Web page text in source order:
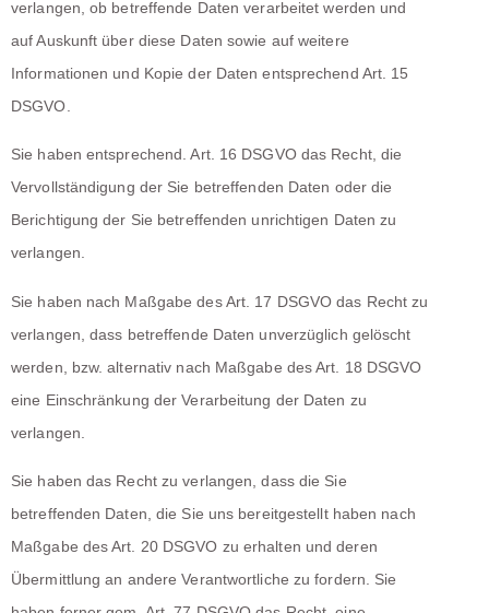
verlangen, ob betreffende Daten verarbeitet werden und
auf Auskunft über diese Daten sowie auf weitere
Informationen und Kopie der Daten entsprechend Art. 15
DSGVO.
Sie haben entsprechend. Art. 16 DSGVO das Recht, die
Vervollständigung der Sie betreffenden Daten oder die
Berichtigung der Sie betreffenden unrichtigen Daten zu
verlangen.
Sie haben nach Maßgabe des Art. 17 DSGVO das Recht zu
verlangen, dass betreffende Daten unverzüglich gelöscht
werden, bzw. alternativ nach Maßgabe des Art. 18 DSGVO
eine Einschränkung der Verarbeitung der Daten zu
verlangen.
Sie haben das Recht zu verlangen, dass die Sie
betreffenden Daten, die Sie uns bereitgestellt haben nach
Maßgabe des Art. 20 DSGVO zu erhalten und deren
Übermittlung an andere Verantwortliche zu fordern. Sie